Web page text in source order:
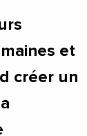
et
créer un